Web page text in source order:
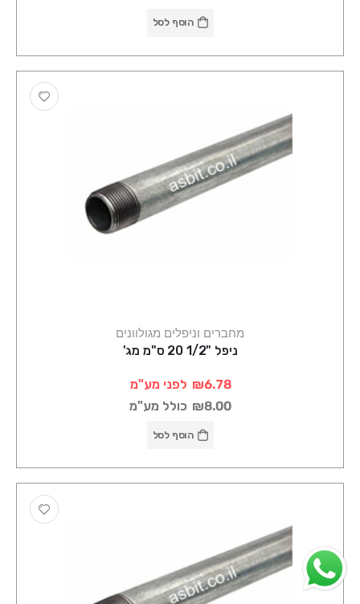
הוסף לסל
מחברים וניפלים מגולוונים
ניפל "1/2 20 ס"מ מג'
₪6.78 לפני מע"מ
₪8.00 כולל מע"מ
הוסף לסל